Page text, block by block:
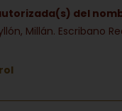
del
Millán. Escribano